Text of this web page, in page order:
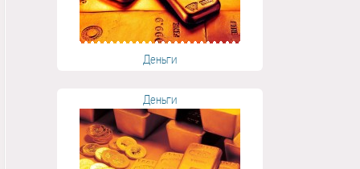
Деньги
Деньги